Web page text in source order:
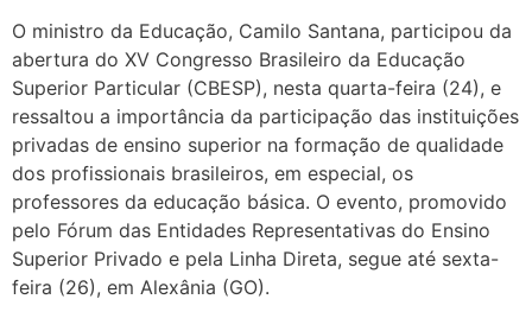
O ministro da Educação, Camilo Santana, participou da
abertura do XV Congresso Brasileiro da Educação
Superior Particular (CBESP), nesta quarta-feira (24), e
ressaltou a importância da participação das instituições
privadas de ensino superior na formação de qualidade
dos profissionais brasileiros, em especial, os
professores da educação básica. O evento, promovido
pelo Fórum das Entidades Representativas do Ensino
Superior Privado e pela Linha Direta, segue até sexta-
feira (26), em Alexânia (GO).